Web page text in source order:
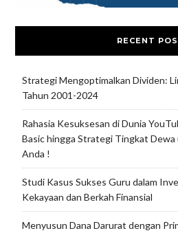
RECENT
Strategi Mengoptimalkan Dividen:
Tahun 2001-2024
Rahasia Kesuksesan di Dunia
Basic hingga Strategi Tingkat
Anda !
Studi Kasus Sukses Guru dalam
Kekayaan dan Berkah Finansial
Menyusun Dana Darurat dengan